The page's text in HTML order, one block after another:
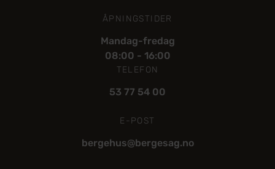
ÅPNINGSTIDER
Mandag-fredag
08:00 - 16:00
TELEFON
53 77 54 00
E-POST
bergehus@bergesag.no